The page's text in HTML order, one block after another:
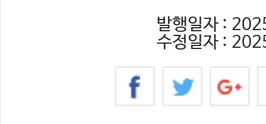
발행일자 :
수정일자 :